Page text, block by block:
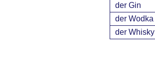
der Gin
der Wodka
der Whisky